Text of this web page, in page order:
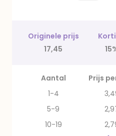
Originele prijs
17,45
Aantal Prijs
1-4
5-9
10-19